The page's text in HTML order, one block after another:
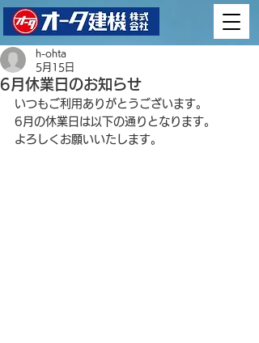
6月休業日のお知らせ
h-ohta
5月15日
いつもご利用ありがとうございます。
6月の休業日は以下の通りとなります。
よろしくお願いいたします。